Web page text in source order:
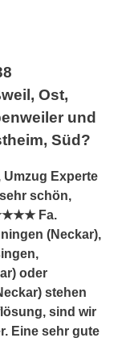
Ost,
und
Süd?
Umzug Experte
schön,
Fa.
(Neckar),
oder
stehen
sind wir
Eine sehr gute